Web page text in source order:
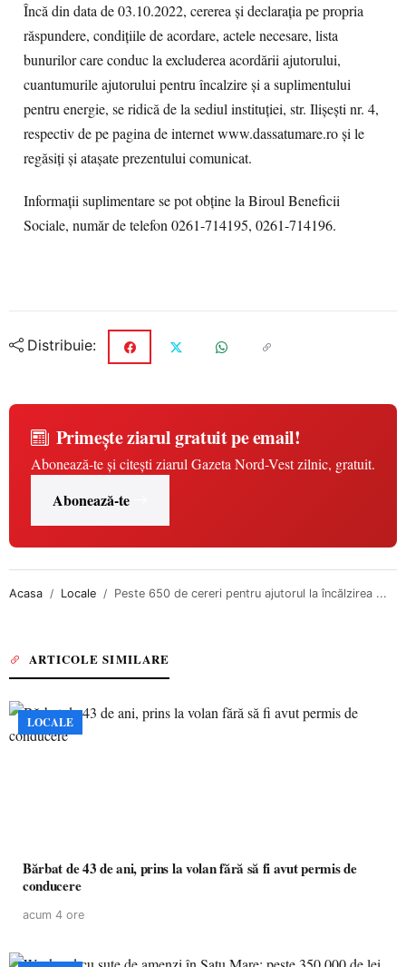
Încă din data de 03.10.2022, cererea și declarația pe propria
răspundere, condițiile de acordare, actele necesare, lista
bunurilor care conduc la excluderea acordării ajutorului,
cuantumurile ajutorului pentru încalzire și a suplimentului
pentru energie, se ridică de la sediul instituției, str. Ilișești nr. 4,
respectiv de pe pagina de internet www.dassatumare.ro și le
regăsiți și atașate prezentului comunicat.
Informații suplimentare se pot obține la Biroul Beneficii
Sociale, număr de telefon 0261-714195, 0261-714196.
Distribuie:
Primește ziarul gratuit pe email!
Abonează-te și citești ziarul Gazeta Nord-Vest zilnic, gratuit.
Abonează-te
Acasa Locale Peste 650 de cereri pentru ajutorul la încălzirea ...
ARTICOLE SIMILARE
LOCALE
Bărbat de 43 de ani, prins la volan fără să fi avut permis de
conducere
acum 4 ore